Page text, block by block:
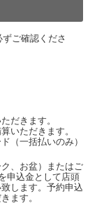
当社は、この
、受領済の予
す。
とき、又は貸
事由により貸
済の予約申込
ラスのレンタ
予約と異なる
ンタカー」と
ご確認くださ
だきます。
いただきます。
（一括払いのみ）
、お盆）またはご
申込金として店頭
します。予約申込
ます。